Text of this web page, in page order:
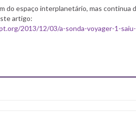
do espaço interplanetário, mas continua
artigo:
2013/12/03/a-sonda-voyager-1-